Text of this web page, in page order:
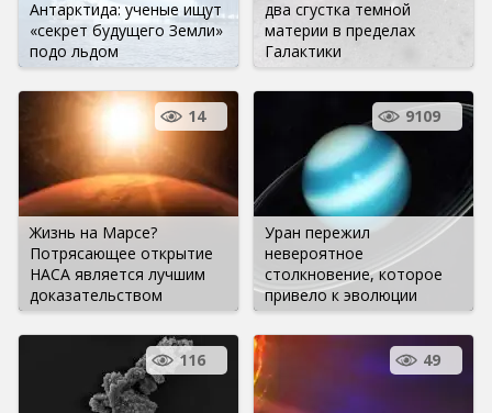
Антарктида: ученые ищут
«секрет будущего Земли»
подо льдом
два сгустка темной
материи в пределах
Галактики
Жизнь на Марсе?
Потрясающее открытие
НАСА является лучшим
доказательством
14
Уран пережил
невероятное
столкновение, которое
привело к эволюции
9109
116 49